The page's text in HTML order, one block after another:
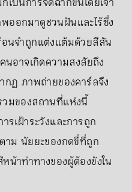
ออกมาดูชวนฝันและไร้ซึ่ง
อนจำถูกแต่งแต้มด้วยสีสัน
นอาจเกิดความสงสัยถึง
กฏ ภาพถ่ายของคาร์ลจึง
มของสถานที่แห่งนี้
รเฝ้าระวังและการถูก
าม นัยยะของกดขี่ที่ถูก
น้าท่าทางของผู้ต้องขังใน